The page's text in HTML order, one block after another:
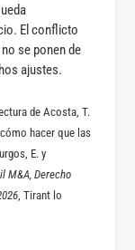
El conflicto
se ponen de
ajustes.
de Acosta, T.
hacer que las
E. y
M&A, Derecho
, Tirant lo